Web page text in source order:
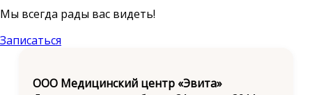
Мы всегда рады вас видеть!
Записаться
ООО Медицинский центр «Эвита»